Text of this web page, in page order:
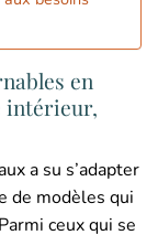
en
intérieur,
a su s’adapter
de modèles qui
ceux qui se